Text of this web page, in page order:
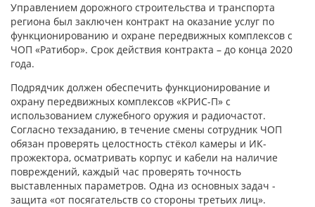
Управлением дорожного строительства и транспорта
региона был заключен контракт на оказание услуг по
функционированию и охране передвижных комплексов с
ЧОП «Ратибор». Срок действия контракта – до конца 2020
года.
Подрядчик должен обеспечить функционирование и
охрану передвижных комплексов «КРИС-П» с
использованием служебного оружия и радиочастот.
Согласно техзаданию, в течение смены сотрудник ЧОП
обязан проверять целостность стёкол камеры и ИК-
прожектора, осматривать корпус и кабели на наличие
повреждений, каждый час проверять точность
выставленных параметров. Одна из основных задач -
защита «от посягательств со стороны третьих лиц».